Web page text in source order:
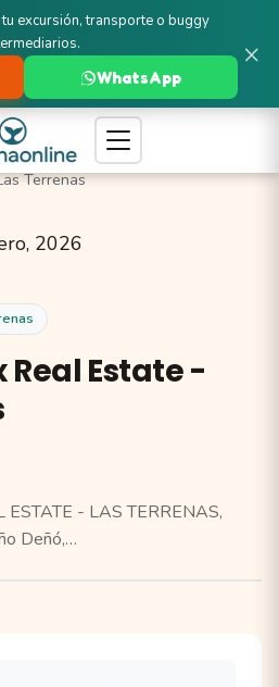
Inmobiliarias
Terrenas
2026
Estate -
- LAS TERRENAS,
Deñó,…
×
excursión, transporte o buggy
WhatsApp